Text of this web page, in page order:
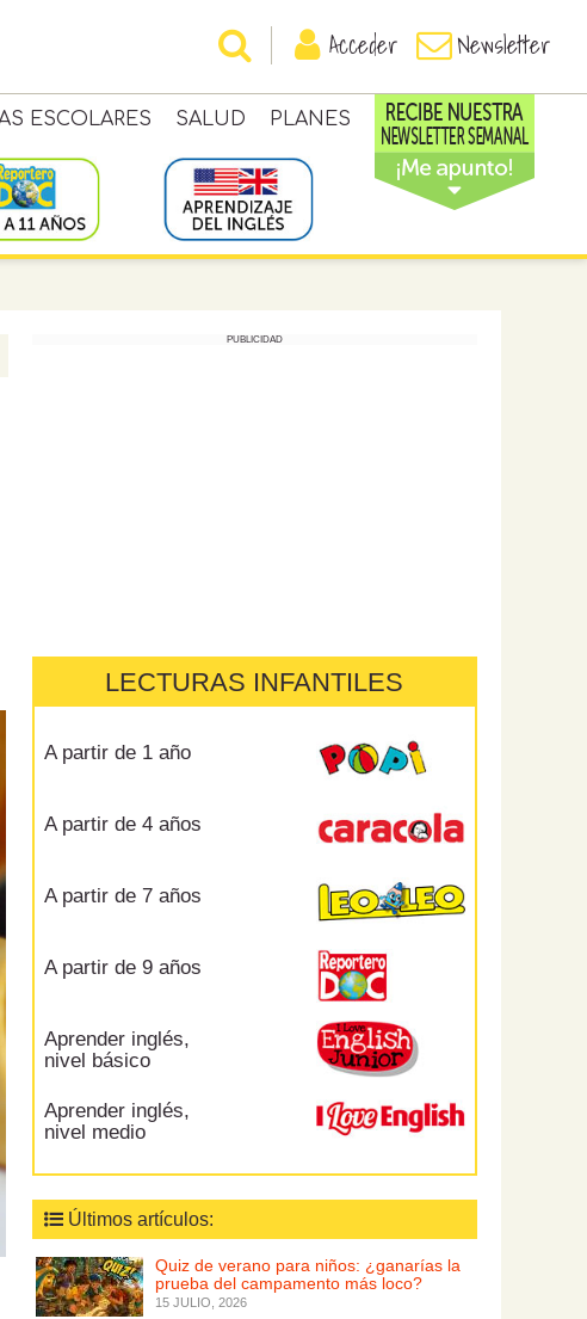
Acceder Newsletter
ESCOLARES SALUD PLANES
PUBLICIDAD
LECTURAS INFANTILES
A partir de 1 año
A partir de 4 años
A partir de 7 años
A partir de 9 años
Aprender inglés,
nivel básico
Aprender inglés,
nivel medio
Últimos artículos:
Quiz de verano para niños: ¿ganarías la
prueba del campamento más loco?
15 JULIO, 2026